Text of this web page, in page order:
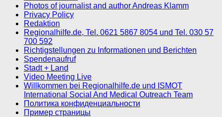
Photos of journalist and author Andreas Klamm
Privacy Policy
Redaktion
Regionalhilfe.de, Tel. 0621 5867 8054 und Tel. 030 57
700 592
Richtigstellungen zu Informationen und Berichten
Spendenaufruf
Stadt + Land
Video Meeting Live
Willkommen bei Regionalhilfe.de und ISMOT
International Social And Medical Outreach Team
Политика конфиденциальности
Пример страницы